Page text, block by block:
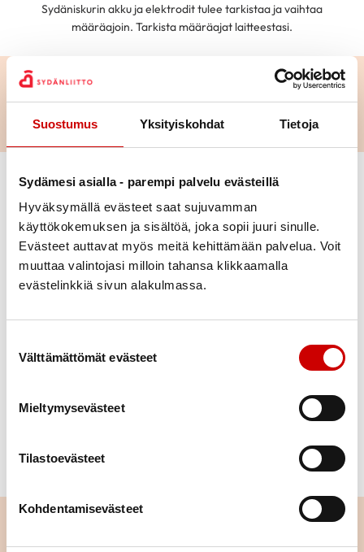
Suostumus Yksityiskohdat Tietoja
Sydämesi asialla - parempi palvelu evästeillä
Hyväksymällä evästeet saat sujuvamman
käyttökokemuksen ja sisältöä, joka sopii juuri sinulle.
Evästeet auttavat myös meitä kehittämään palvelua. Voit
muuttaa valintojasi milloin tahansa klikkaamalla
evästelinkkiä sivun alakulmassa.
Välttämättömät evästeet
Mieltymysevästeet
Tilastoevästeet
Kohdentamisevästeet
Sydäniskurin akku ja elektrodit tulee tarkistaa ja vaihtaa
määräajoin. Tarkista määräajat laitteestasi.
Sydäniskuri tekee arjesta
sydänturvallisen
Sydänturvallinen arki muodostuu ihmisten elvytysrohkeudesta
sekä lähietäisyydellä sijaitsevasta sydäniskurista.
Yli puolet sairaalan ulkopuolisista sydänpysähdyksistä tapahtuu
kotona, joten kotia lähimmän sydäniskurin sijainti ja saatavuus on
tärkeä tiedostaa.
Mikäli taloyhtiön riittävässä läheisyydessä ei sijaitse sydäniskuria,
suosittelemme sen hankintaa. Hinta sydänturvallisuudelle on
pieni, sillä osakaskohtainen kustannus voi taloyhtiön koosta
Nosta taloyhtiösi sydänturvallisuus esille kysymällä: ”Onko
taloyhtiön hallituksille tai ota asia
Turvallisuuspäättäjälle